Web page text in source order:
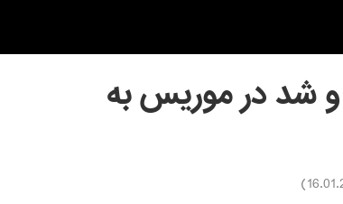
شد در موریس به
)